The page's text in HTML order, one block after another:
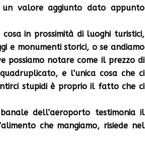
valore aggiunto dato appunto
in prossimità di luoghi turistici,
e monumenti storici, o se andiamo
possiamo notare come il prezzo di
e l’unica cosa che ci
stupidi è proprio il fatto che ci
dell’aeroporto testimonia il
che mangiamo, risiede nel